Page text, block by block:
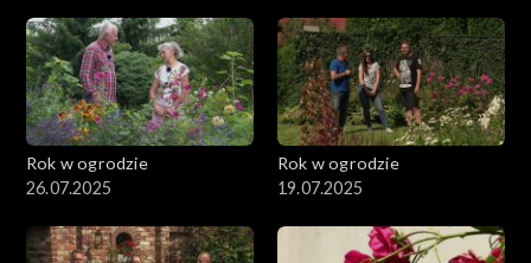
Rok w ogrodzie
26.07.2025
Rok w ogrodzie
19.07.2025